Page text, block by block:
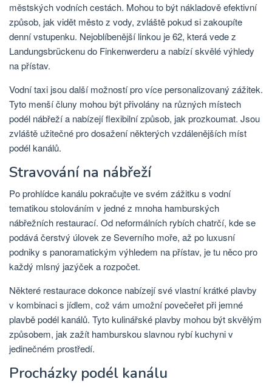
městských vodních cestách. Mohou to být nákladově efektivní
způsob, jak vidět město z vody, zvláště pokud si zakoupíte
denní vstupenku. Nejoblíbenější linkou je 62, která vede z
Landungsbrückenu do Finkenwerderu a nabízí skvělé výhledy
na přístav.
Vodní taxi jsou další možností pro více personalizovaný zážitek.
Tyto menší čluny mohou být přivolány na různých místech
podél nábřeží a nabízejí flexibilní způsob, jak prozkoumat. Jsou
zvláště užitečné pro dosažení některých vzdálenějších míst
podél kanálů.
Stravování na nábřeží
Po prohlídce kanálu pokračujte ve svém zážitku s vodní
tematikou stolováním v jedné z mnoha hamburských
nábřežních restaurací. Od neformálních rybích chatrčí, kde se
podává čerstvý úlovek ze Severního moře, až po luxusní
podniky s panoramatickým výhledem na přístav, je tu něco pro
každý mlsný jazýček a rozpočet.
Některé restaurace dokonce nabízejí své vlastní krátké plavby
v kombinaci s jídlem, což vám umožní povečeřet při jemné
plavbě podél kanálů. Tyto kulinářské plavby mohou být skvělým
způsobem, jak zažít hamburskou slavnou rybí kuchyni v
jedinečném prostředí.
Procházky podél kanálu